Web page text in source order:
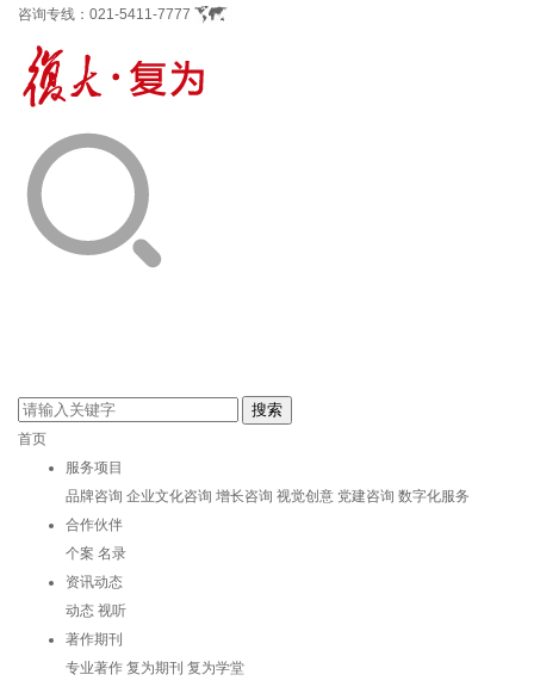
咨询专线： 021-5411-7777
首页
服务项目
品牌咨询 企业文化咨询 增长咨询 视觉创意 党建咨询 数字化服务
合作伙伴
个案 名录
资讯动态
动态 视听
著作期刊
专业著作 复为期刊 复为学堂